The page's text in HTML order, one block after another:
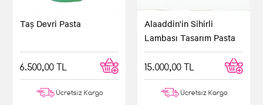
Taş Devri Pasta
6.500,00 TL
Ücretsiz Kargo
Alaaddin'in Sihirli
Lambası Tasarım Pasta
15.000,00 TL
Ücretsiz Kargo